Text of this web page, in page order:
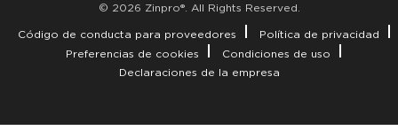
© 2026 Zinpro®. All Rights Reserved.
Código de conducta para proveedores
Política de privacidad
Preferencias de cookies
Condiciones de uso
Declaraciones de la empresa